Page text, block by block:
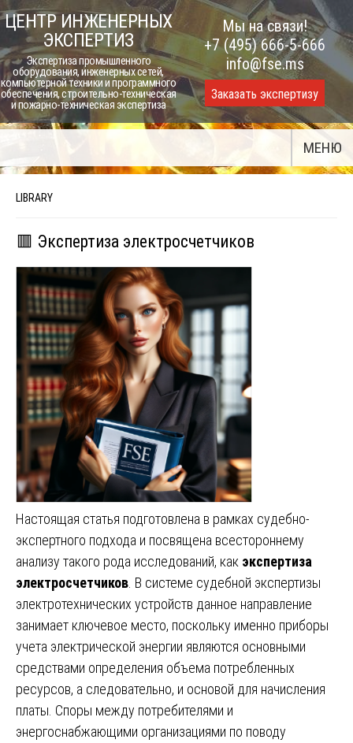
Skip
to
content
ЦЕНТР ИНЖЕНЕРНЫХ
ЭКСПЕРТИЗ
Экспертиза промышленного
оборудования, инженерных сетей,
компьютерной техники и программного
обеспечения, строительно-техническая
и пожарно-техническая экспертиза
Мы на связи!
+7 (495) 666-5-666
info@fse.ms
Заказать экспертизу
МЕНЮ
LIBRARY
🟥 Экспертиза электросчетчиков
Настоящая статья подготовлена в рамках судебно-
экспертного подхода и посвящена всестороннему
анализу такого рода исследований, как экспертиза
электросчетчиков . В системе судебной экспертизы
электротехнических устройств данное направление
занимает ключевое место, поскольку именно приборы
учета электрической энергии являются основными
средствами определения объема потребленных
ресурсов, а следовательно, и основой для начисления
платы. Споры между потребителями и
энергоснабжающими организациями по поводу